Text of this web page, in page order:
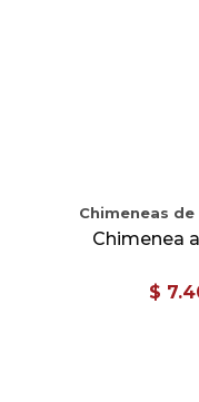
Chimeneas
Chimenea
$